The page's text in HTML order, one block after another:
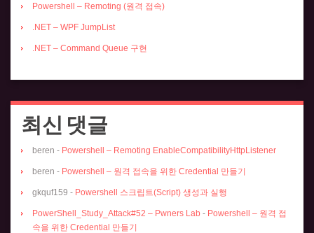
Powershell – Remoting (원격 접속)
.NET – WPF JumpList
.NET – Command Queue 구현
최신 댓글
beren - Powershell – Remoting EnableCompatibilityHttpListener
beren - Powershell – 원격 접속을 위한 Credential 만들기
gkquf159 - Powershell 스크립트(Script) 생성과 실행
PowerShell_Study_Attack#52 – Pwners Lab - Powershell – 원격 접
속을 위한 Credential 만들기